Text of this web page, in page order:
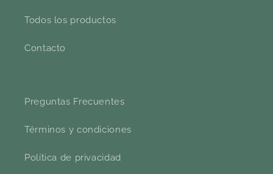
Todos los productos
Contacto
Preguntas Frecuentes
Términos y condiciones
Política de privacidad